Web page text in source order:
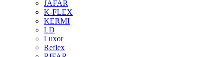
JAFAR
K-FLEX
KERMI
LD
Luxor
Reflex